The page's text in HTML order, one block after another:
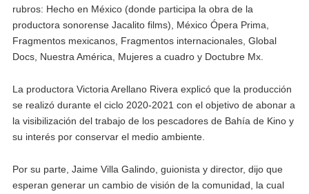
rubros: Hecho en México (donde participa la obra de la
productora sonorense Jacalito films), México Ópera Prima,
Fragmentos mexicanos, Fragmentos internacionales, Global
Docs, Nuestra América, Mujeres a cuadro y Doctubre Mx.
La productora Victoria Arellano Rivera explicó que la producción
se realizó durante el ciclo 2020-2021 con el objetivo de abonar a
la visibilización del trabajo de los pescadores de Bahía de Kino y
su interés por conservar el medio ambiente.
Por su parte, Jaime Villa Galindo, guionista y director, dijo que
esperan generar un cambio de visión de la comunidad, la cual